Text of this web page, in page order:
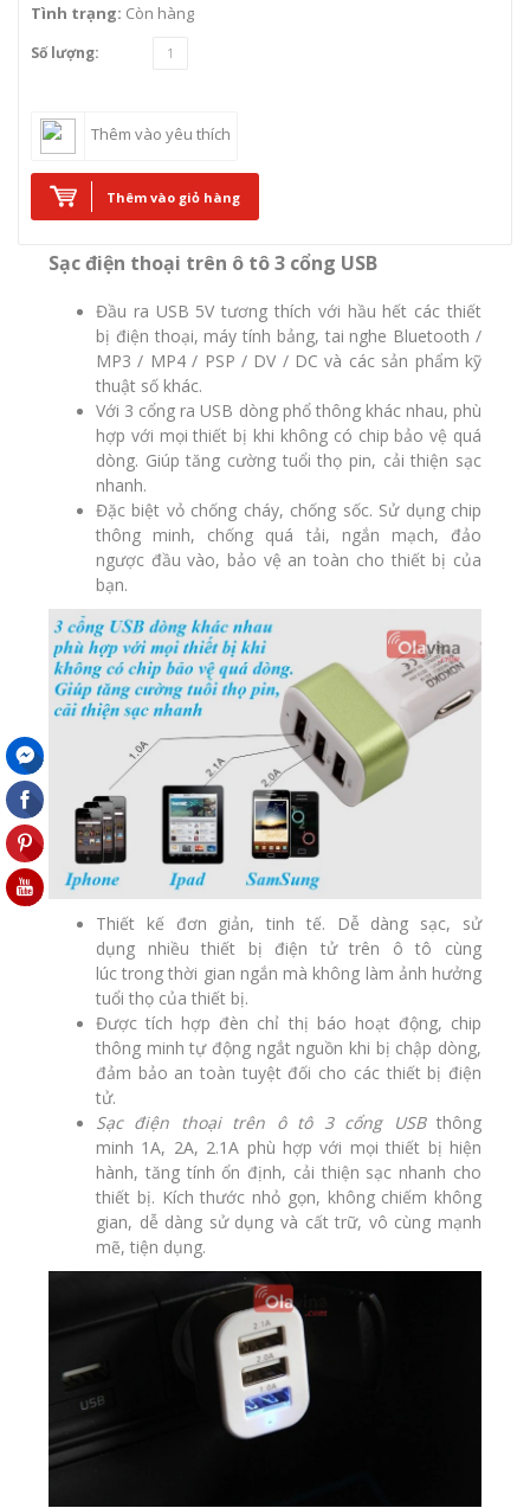
Tình trạng: Còn hàng
Số lượng:
Thêm vào yêu thích
Thêm vào giỏ hàng
Sạc điện thoại trên ô tô 3 cổng USB
Đầu ra USB 5V tương thích với hầu hết các thiết
bị điện thoại, máy tính bảng, tai nghe Bluetooth /
MP3 / MP4 / PSP / DV / DC và các sản phẩm kỹ
thuật số khác.
Với 3 cổng ra USB dòng phổ thông khác nhau, phù
hợp với mọi thiết bị khi không có chip bảo vệ quá
dòng. Giúp tăng cường tuổi thọ pin, cải thiện sạc
nhanh.
Đặc biệt vỏ chống cháy, chống sốc. Sử dụng chip
thông minh, chống quá tải, ngắn mạch, đảo
ngược đầu vào, bảo vệ an toàn cho thiết bị của
bạn.
Thiết kế đơn giản, tinh tế. Dễ dàng sạc, sử
dụng nhiều thiết bị điện tử trên ô tô cùng
lúc trong thời gian ngắn mà không làm ảnh hưởng
tuổi thọ của thiết bị.
Được tích hợp đèn chỉ thị báo hoạt động, chip
thông minhtự động ngắt nguồn khi bị chập dòng,
đảm bảo an toàn tuyệt đối cho các thiết bị điện
tử.
Sạc điện thoại trên ô tô 3 cổng USBthông
minh 1A, 2A, 2.1A phù hợp với mọi thiết bị hiện
hành, tăng tính ổn định, cải thiện sạc nhanh cho
thiết bị. Kích thước nhỏ gọn, không chiếm không
gian, dễ dàng sử dụng và cất trữ, vô cùng mạnh
mẽ, tiện dụng.